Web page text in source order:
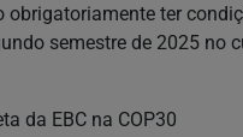
obrigatoriamente ter
semestre de 2025
da EBC na COP30